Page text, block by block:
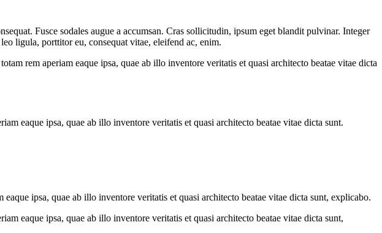
Fusce sodales augue a accumsan. Cras sollicitudin, ipsum eget blandit pulvinar. Integer
ligula, porttitor eu, consequat vitae, eleifend ac, enim.
rem aperiam eaque ipsa, quae ab illo inventore veritatis et quasi architecto beatae vitae dicta
eaque ipsa, quae ab illo inventore veritatis et quasi architecto beatae vitae dicta sunt.
ipsa, quae ab illo inventore veritatis et quasi architecto beatae vitae dicta sunt, explicabo.
eaque ipsa, quae ab illo inventore veritatis et quasi architecto beatae vitae dicta sunt,